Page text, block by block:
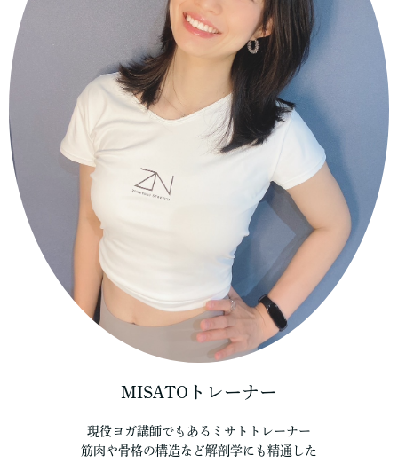
MISATOトレーナー
現役ヨガ講師でもあるミサトトレーナー
筋肉や骨格の構造など解剖学にも精通した